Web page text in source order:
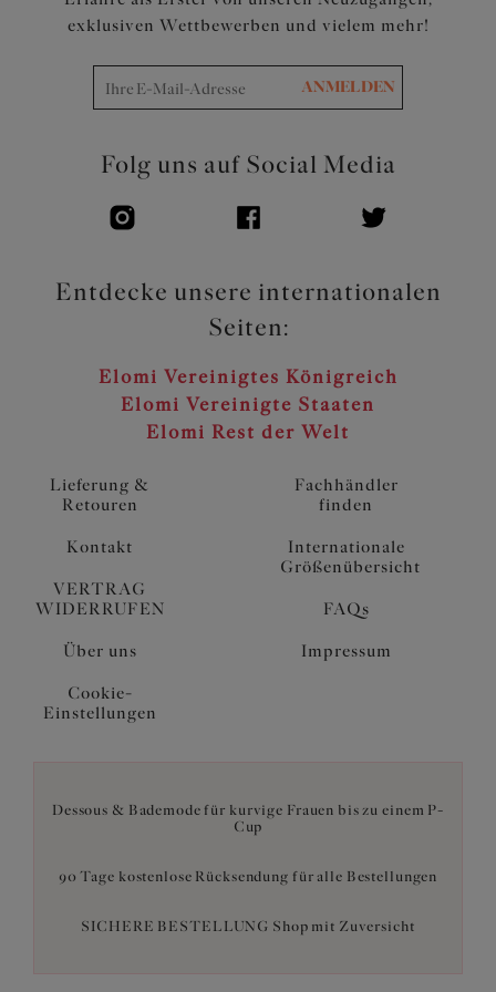
Lieferung &
Retouren
Kontakt
VERTRAG
WIDERRUFEN
Über uns
Cookie-
Einstellungen
exklusiven Wettbewerben und vielem mehr!
ANMELDEN
Folg uns auf Social Media
Entdecke unsere internationalen
Seiten:
Elomi Vereinigtes Königreich
Elomi Vereinigte Staaten
Elomi Rest der Welt
Fachhändler
finden
Internationale
Größenübersicht
FAQs
Impressum
Dessous & Bademode für kurvige Frauen bis zu einem P-
Cup
90 Tage kostenlose Rücksendung für alle Bestellungen
SICHERE BESTELLUNG Shop mit Zuversicht